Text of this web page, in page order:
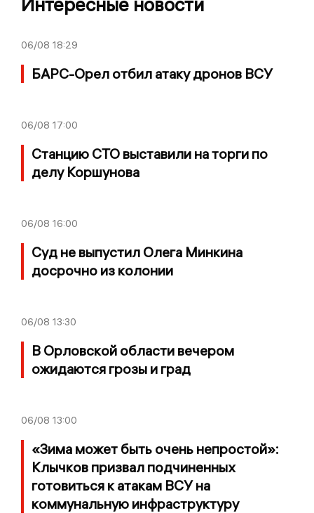
06/08 18:29
БАРС-Орел отбил атаку дронов ВСУ
06/08 17:00
Станцию СТО выставили на торги по
делу Коршунова
06/08 16:00
Суд не выпустил Олега Минкина
досрочно из колонии
06/08 13:30
В Орловской области вечером
ожидаются грозы и град
06/08 13:00
«Зима может быть очень непростой»:
Клычков призвал подчиненных
готовиться к атакам ВСУ на
коммунальную инфраструктуру